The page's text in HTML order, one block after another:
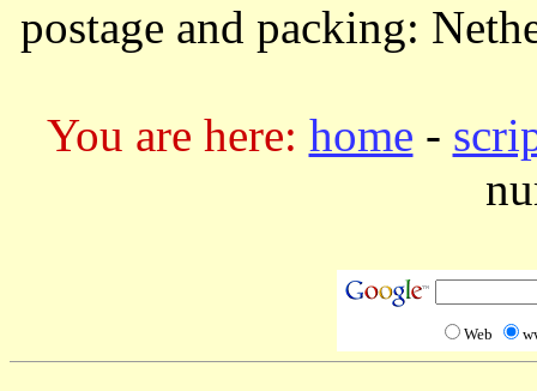
postage and packing:
You are here: home -
Web